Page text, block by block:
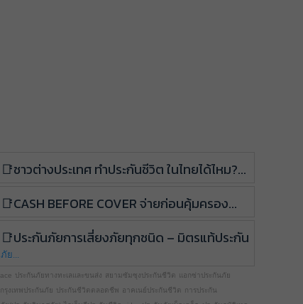
ชาวต่างประเทศ ทำประกันชีวิต ในไทยได้ไหม?...
Cash before Cover จ่ายก่อนคุ้มครอง...
ประกันภัยการเสี่ยงภัยทุกชนิด – มิตรแท้ประกัน
ภัย...
ace ประกันภัยทางทะเลและขนส่ง สยามซัมซุงประกันชีวิต แอกซ่าประกันภัย
กรุงเทพประกันภัย ประกันชีวิตตลอดชีพ อาคเนย์ประกันชีวิต การประกัน